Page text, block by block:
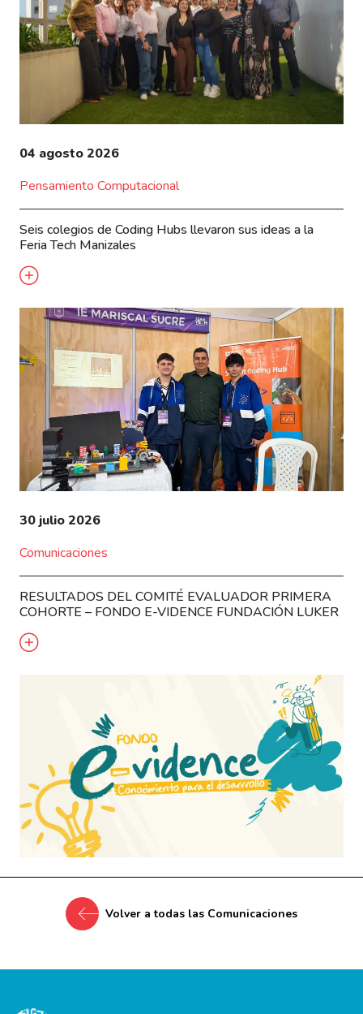
04 agosto 2026
Pensamiento Computacional
Seis colegios de Coding Hubs llevaron sus ideas a la
Feria Tech Manizales
30 julio 2026
Comunicaciones
RESULTADOS DEL COMITÉ EVALUADOR PRIMERA
COHORTE – FONDO E-VIDENCE FUNDACIÓN LUKER
Volver a todas las Comunicaciones